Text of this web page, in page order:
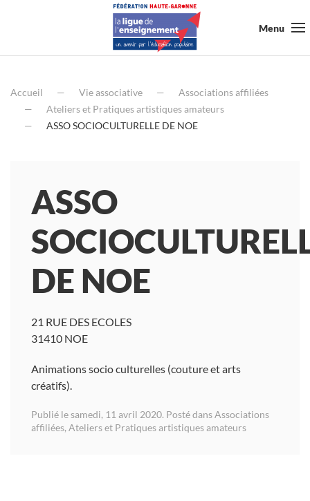
Menu
Accueil Vie associative
Associations affiliées
Ateliers et Pratiques artistiques amateurs
ASSO SOCIOCULTURELLE DE NOE
ASSO
DE NOE
21 RUE DES ECOLES
31410 NOE
Animations socio culturelles (couture et arts
créatifs).
Publié le samedi, 11 avril 2020. Posté dansAssociations
affiliées, Ateliers et Pratiques artistiques amateurs